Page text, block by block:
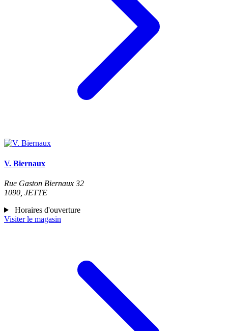
V. Biernaux
Rue Gaston Biernaux 32
1090, JETTE
Horaires d'ouverture
Visiter le magasin